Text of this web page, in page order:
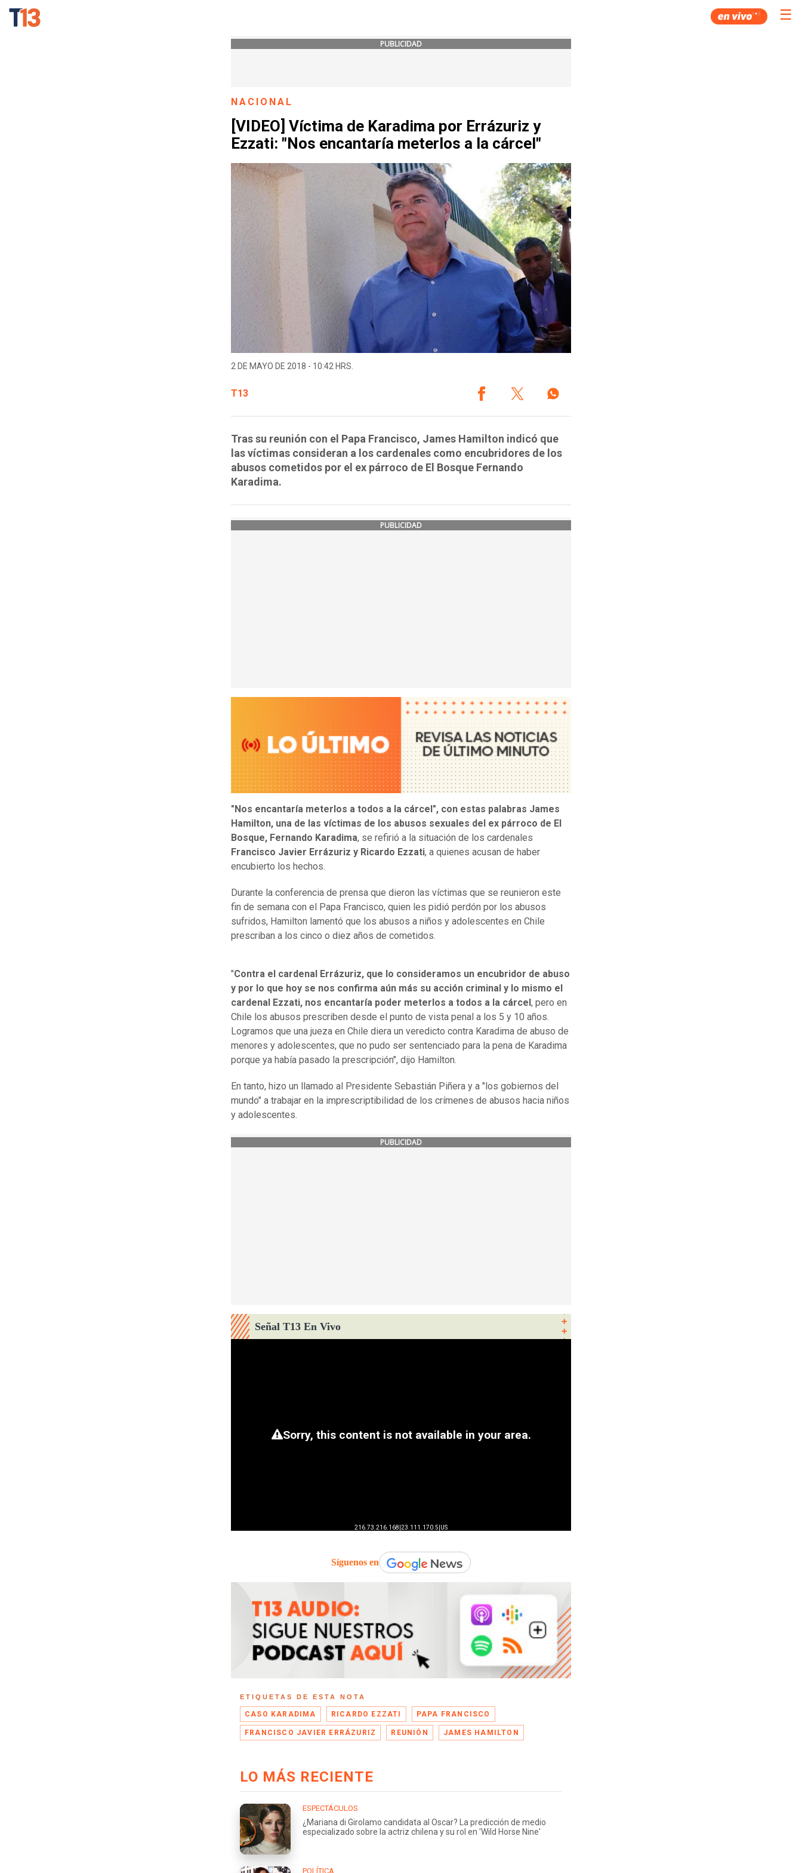
☰
PUBLICIDAD
NACIONAL
[VIDEO] Víctima de Karadima por Errázuriz y
Ezzati: "Nos encantaría meterlos a la cárcel"
2 DE MAYO DE 2018 - 10:42 HRS.
T13
Tras su reunión con el Papa Francisco, James Hamilton indicó que
las víctimas consideran a los cardenales como encubridores de los
abusos cometidos por el ex párroco de El Bosque Fernando
Karadima.
PUBLICIDAD
"Nos encantaría meterlos a todos a la cárcel", con estas palabras James
Hamilton, una de las víctimas de los abusos sexuales del ex párroco de El
Bosque, Fernando Karadima, se refirió a la situación de los cardenales
Francisco Javier Errázuriz y Ricardo Ezzati, a quienes acusan de haber
encubierto los hechos.
Durante la conferencia de prensa que dieron las víctimas que se reunieron este
fin de semana con el Papa Francisco, quien les pidió perdón por los abusos
sufridos, Hamilton lamentó que los abusos a niños y adolescentes en Chile
prescriban a los cinco o diez años de cometidos.
"Contra el cardenal Errázuriz, que lo consideramos un encubridor de abuso
y por lo que hoy se nos confirma aún más su acción criminal y lo mismo el
cardenal Ezzati, nos encantaría poder meterlos a todos a la cárcel , pero en
Chile los abusos prescriben desde el punto de vista penal a los 5 y 10 años.
Logramos que una jueza en Chile diera un veredicto contra Karadima de abuso de
menores y adolescentes, que no pudo ser sentenciado para la pena de Karadima
porque ya había pasado la prescripción", dijo Hamilton.
En tanto, hizo un llamado al Presidente Sebastián Piñera y a "los gobiernos del
mundo" a trabajar en la imprescriptibilidad de los crímenes de abusos hacia niños
y adolescentes.
PUBLICIDAD
Señal T13 En Vivo
Síguenos en
ETIQUETAS DE ESTA NOTA
CASO KARADIMA RICARDO EZZATI PAPA FRANCISCO
FRANCISCO JAVIER ERRÁZURIZ REUNIÓN JAMES HAMILTON
LO MÁS RECIENTE
ESPECTÁCULOS
¿Mariana di Girolamo candidata al Oscar? La predicción de medio
especializado sobre la actriz chilena y su rol en 'Wild Horse Nine'
POLÍTICA